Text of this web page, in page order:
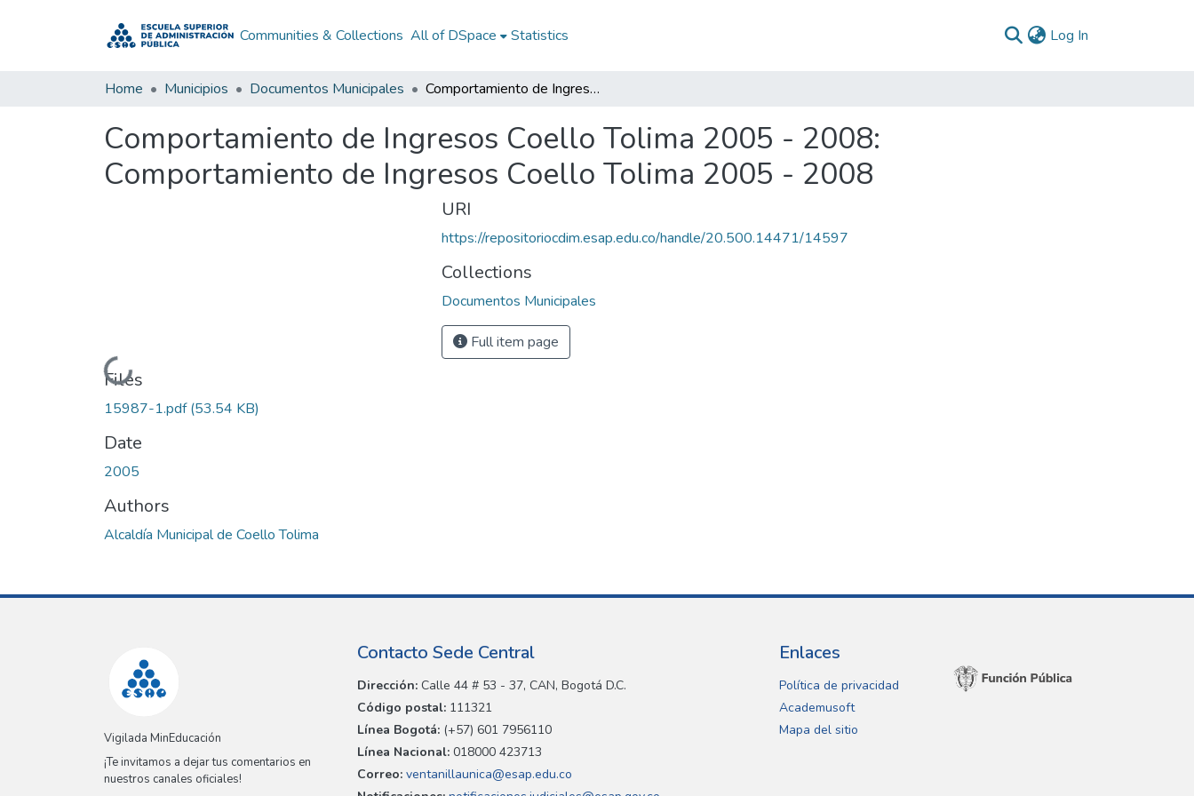
Communities & Collections All of DSpace Statistics Log In
Home Municipios Documentos Municipales Comportamiento de Ingresos Coello Tolima 2005 - 2008: Comportamiento de Ingresos Coello Tolima 2005 - 2008
Comportamiento de Ingresos Coello Tolima 2005 - 2008:
Comportamiento de Ingresos Coello Tolima 2005 - 2008
Loading...
Files
15987-1.pdf(53.54 KB)
Date
2005
Authors
Alcaldía Municipal de Coello Tolima
URI
https://repositoriocdim.esap.edu.co/handle/20.500.14471/14597
Collections
Documentos Municipales
Full item page
Vigilada MinEducación
¡Te invitamos a dejar tus comentarios en
nuestros canales oficiales!
Contacto Sede Central
Dirección: Calle 44 # 53 - 37, CAN, Bogotá D.C.
Código postal: 111321
Línea Bogotá: (+57) 601 7956110
Línea Nacional: 018000 423713
Correo: ventanillaunica@esap.edu.co
Enlaces
Política de privacidad
Academusoft
Mapa del sitio